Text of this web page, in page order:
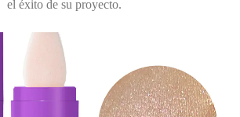
el éxito de su proyecto.